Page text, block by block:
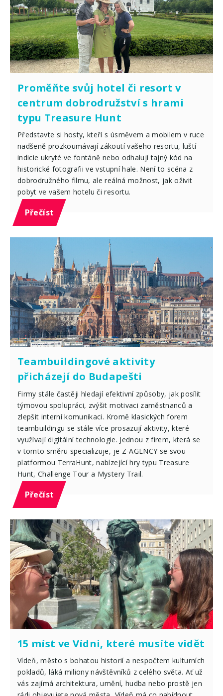
Proměňte svůj hotel či resort v
centrum dobrodružství s hrami
typu Treasure Hunt
Představte si hosty, kteří s úsměvem a mobilem v ruce
nadšeně prozkoumávají zákoutí vašeho resortu, luští
indicie ukryté ve fontáně nebo odhalují tajný kód na
historické fotografii ve vstupní hale. Není to scéna z
dobrodružného filmu, ale reálná možnost, jak oživit
pobyt ve vašem hotelu či resortu.
Přečíst
Teambuildingové aktivity
přicházejí do Budapešti
Firmy stále častěji hledají efektivní způsoby, jak posílit
týmovou spolupráci, zvýšit motivaci zaměstnanců a
zlepšit interní komunikaci. Kromě klasických forem
teambuildingu se stále více prosazují aktivity, které
využívají digitální technologie. Jednou z firem, která se
v tomto směru specializuje, je Z-AGENCY se svou
platformou TerraHunt, nabízející hry typu Treasure
Hunt, Challenge Tour a Mystery Trail.
Přečíst
15 míst ve Vídni, které musíte vidět
Vídeň, město s bohatou historií a nespočtem kulturních
pokladů, láká miliony návštěvníků z celého světa. Ať už
vás zajímá architektura, umění, hudba nebo prostě jen